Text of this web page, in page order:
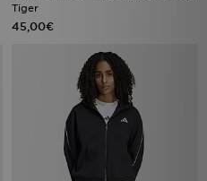
Tiger
45,00€